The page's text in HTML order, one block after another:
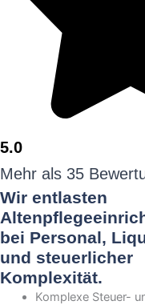
5.0
Mehr als 35
Wir entlasten
bei Personal,
und steuerlicher
Komplexität.
Komplexe Steuer-